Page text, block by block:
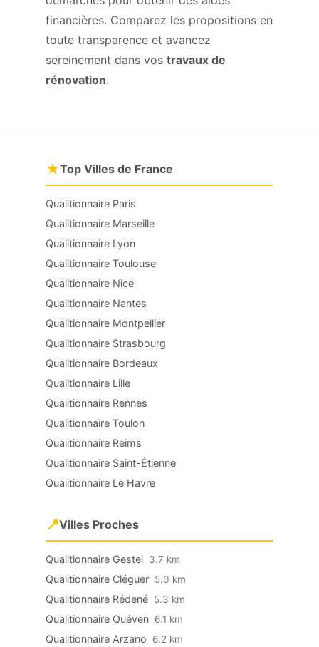
financières. Comparez les propositions en
toute transparence et avancez
sereinement dans vos travaux de
rénovation.
★Top Villes de France
Qualitionnaire Paris
Qualitionnaire Marseille
Qualitionnaire Lyon
Qualitionnaire Toulouse
Qualitionnaire Nice
Qualitionnaire Nantes
Qualitionnaire Montpellier
Qualitionnaire Strasbourg
Qualitionnaire Bordeaux
Qualitionnaire Lille
Qualitionnaire Rennes
Qualitionnaire Toulon
Qualitionnaire Reims
Qualitionnaire Saint-Étienne
Qualitionnaire Le Havre
📍Villes Proches
Qualitionnaire Gestel 3.7 km
Qualitionnaire Cléguer 5.0 km
Qualitionnaire Rédené 5.3 km
Qualitionnaire Quéven 6.1 km
Qualitionnaire Arzano 6.2 km